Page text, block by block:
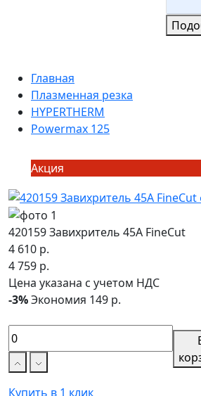
Главная
Плазменная резка
HYPERTHERM
Powermax 125
Акция
420159 Завихритель 45А FineCut
4 610 р.
4 759 р.
Цена указана с учетом НДС
-3%Экономия 149 р.
Купить в 1 клик